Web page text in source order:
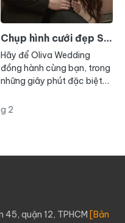
Chụp hình cưới đẹp Sài
Gòn
Hãy để Oliva Wedding
đồng hành cùng bạn, trong
những giây phút đặc biệt
nhiều album chụp hình cưới
2
quận 12, TPHCM [Bản